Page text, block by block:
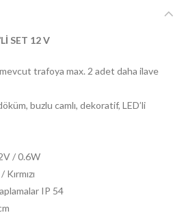
SET 12 V
trafoya max. 2 adet daha ilave
buzlu camlı, dekoratif, LED’li
/ 0.6W
IP 54